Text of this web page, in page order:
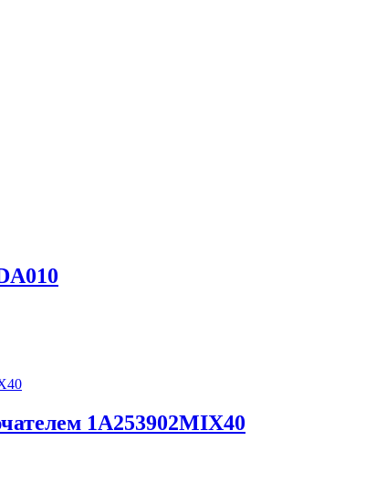
1A253902MIX40